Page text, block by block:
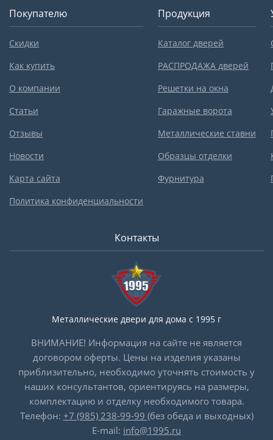
Покупателю
Скидки
Как купить
О компании
Статьи
Отзывы
Новости
Карта сайта
Политика конфиденциальности
Продукция
Каталог дверей
РАСПРОДАЖА дверей
Решетки на окна
Гаражные ворота
Металлические ставни
Образцы отделки
Фурнитура
Контакты
Металлические двери для дома с 1995 г
ВНИМАНИЕ! Информация на сайте не является
договором оферты. Цены на изделия указаны
приблизительно, необходимо уточнять стоимость у
наших консультантов, ориентируясь на размеры,
комплектацию и отделку необходимого товара.
Телефон: +7 (985) 238-99-99 (без обеда и выходных)
E-mail: info@1995.ru